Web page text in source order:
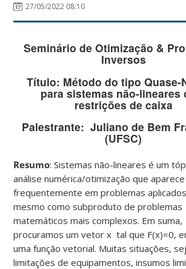
27/05/2022 08:10
Seminário de Otimização &
Inversos
Título: Método do tipo Quase-
para sistemas não-lineares
restrições de caixa
Palestrante: Juliano de Bem
(UFSC)
Resumo: Sistemas não-lineares é um
análise numérica/otimização que aparece
frequentemente em problemas
mesmo como subproduto de problemas
matemáticos mais complexos. Em suma,
procuramos um vetor x tal que F(x)=0,
uma função vetorial. Muitas situações,
limitações de equipamentos, insumos